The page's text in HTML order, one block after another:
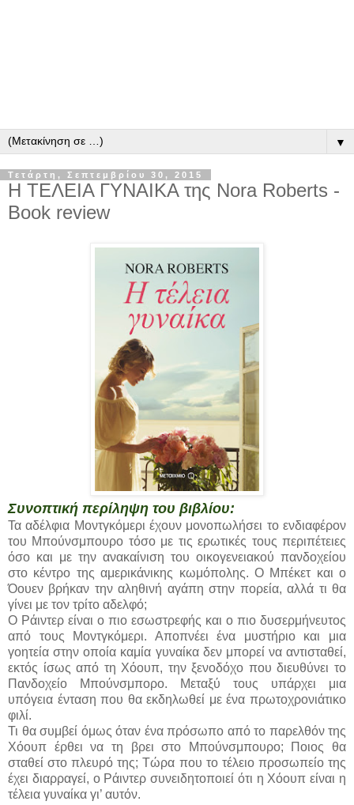
▼
Τετάρτη, Σεπτεμβρίου 30, 2015
Η ΤΕΛΕΙΑ ΓΥΝΑΙΚΑ της Nora Roberts -
Book review
Συνοπτική περίληψη του βιβλίου:
Τα αδέλφια Μοντγκόμερι έχουν μονοπωλήσει το ενδιαφέρον
του Μπούνσμπουρο τόσο με τις ερωτικές τους περιπέτειες
όσο και με την ανακαίνιση του οικογενειακού πανδοχείου
στο κέντρο της αμερικάνικης κωμόπολης. Ο Μπέκετ και ο
Όουεν βρήκαν την αληθινή αγάπη στην πορεία, αλλά τι θα
γίνει με τον τρίτο αδελφό;
O Ράιντερ είναι ο πιο εσωστρεφής και ο πιο δυσερμήνευτος
από τους Μοντγκόμερι. Αποπνέει ένα μυστήριο και μια
γοητεία στην οποία καμία γυναίκα δεν μπορεί να αντισταθεί,
εκτός ίσως από τη Χόουπ, την ξενοδόχο που διευθύνει το
Πανδοχείο Μπούνσμπορο. Μεταξύ τους υπάρχει μια
υπόγεια ένταση που θα εκδηλωθεί με ένα πρωτοχρονιάτικο
φιλί.
Τι θα συμβεί όμως όταν ένα πρόσωπο από το παρελθόν της
Χόουπ έρθει να τη βρει στο Μπούνσμπουρο; Ποιος θα
σταθεί στο πλευρό της; Τώρα που το τέλειο προσωπείο της
έχει διαρραγεί, ο Ράιντερ συνειδητοποιεί ότι η Χόουπ είναι η
τέλεια γυναίκα γι’ αυτόν.